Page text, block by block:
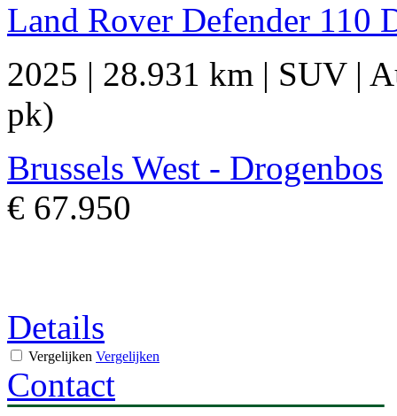
Land Rover Defender 110
2025 | 28.931 km | SUV|
pk)
Brussels West - Drogenbos
€ 67.950
Details
Vergelijken Vergelijken
Contact